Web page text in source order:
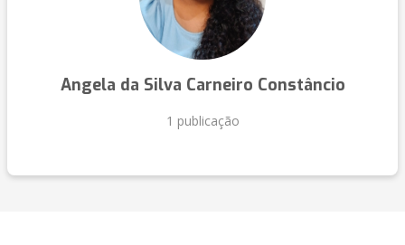
Angela da Silva Carneiro Constâncio
1 publicação